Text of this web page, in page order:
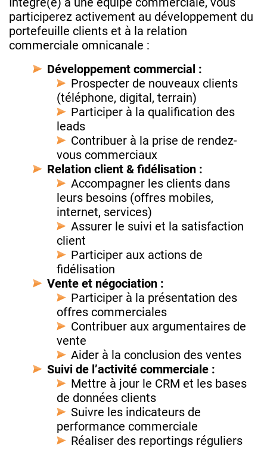
participerez activement au développement du
portefeuille clients et à la relation
commerciale omnicanale :
Développement commercial :
Prospecter de nouveaux clients
(téléphone, digital, terrain)
Participer à la qualification des
leads
Contribuer à la prise de rendez-
vous commerciaux
Relation client & fidélisation :
Accompagner les clients dans
leurs besoins (offres mobiles,
internet, services)
Assurer le suivi et la satisfaction
client
Participer aux actions de
fidélisation
Vente et négociation :
Participer à la présentation des
offres commerciales
Contribuer aux argumentaires de
vente
Aider à la conclusion des ventes
Suivi de l’activité commerciale :
Mettre à jour le CRM et les bases
de données clients
Suivre les indicateurs de
performance commerciale
Réaliser des reportings réguliers